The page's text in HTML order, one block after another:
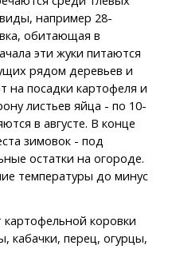
например 28-
обитающая в
эти жуки питаются
рядом деревьев и
на посадки картофеля и
листьев яйца - по 10-
в августе. В конце
зимовок - под
остатки на огороде.
температуры до минус
коровки
кабачки, перец, огурцы,